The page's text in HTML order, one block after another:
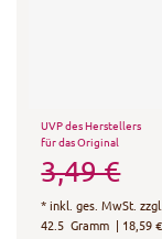
UVP des Herstellers
für das Original
3,49 €
*inkl. ges. MwSt.
42.5 Gramm | 18,59